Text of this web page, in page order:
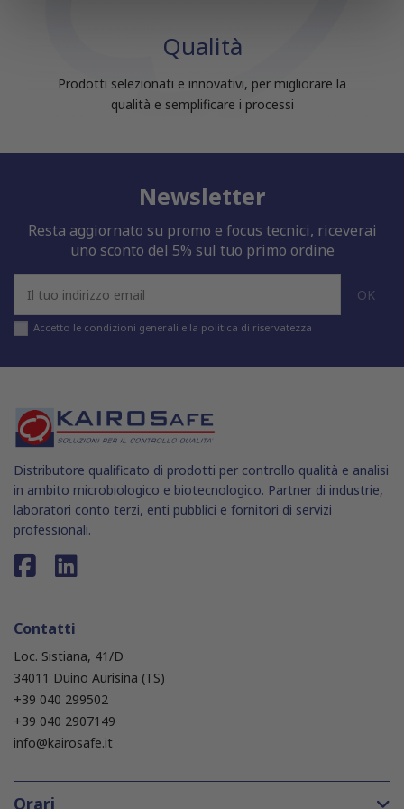
pubblicità e social media, i quali potrebbero combinarle
con altre informazioni che hai fornito loro o che hanno
raccolto dal tuo utilizzo dei loro servizi.
Qualità
Prodotti selezionati e innovativi, per migliorare la
qualità e semplificare i processi
Newsletter
Resta aggiornato su promo e focus tecnici, riceverai
uno sconto del 5% sul tuo primo ordine
Accetto le condizioni generali e la politica di riservatezza
Distributore qualificato di prodotti per controllo qualità e analisi
in ambito microbiologico e biotecnologico. Partner di industrie,
laboratori conto terzi, enti pubblici e fornitori di servizi
professionali.
Contatti
Loc. Sistiana, 41/D
34011 Duino Aurisina (TS)
+39 040 299502
+39 040 2907149
info@kairosafe.it
Orari